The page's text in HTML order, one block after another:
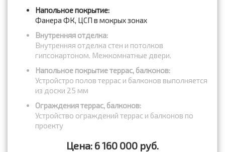
Напольное покрытие:
Фанера ФК, ЦСП в мокрых зонах
Внутренняя отделка:
Внутренняя отделка стен и потолков
гипсокартоном. Межкомнатные двери.
Напольное покрытие террас, балконов:
Устройстро полов террас и балконов выполняется
из доски 25 мм
Ограждения террас, балконов:
Устройство ограждений террас и балконов по
проекту
Цена: 6 160 000 руб.